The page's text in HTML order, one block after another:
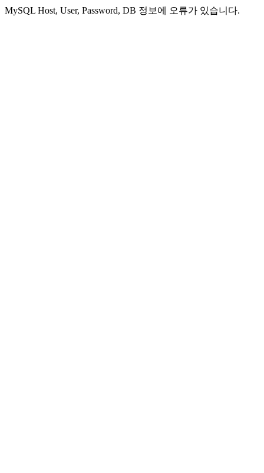
MySQL Host, User, Password, DB 정보에 오류가 있습니다.